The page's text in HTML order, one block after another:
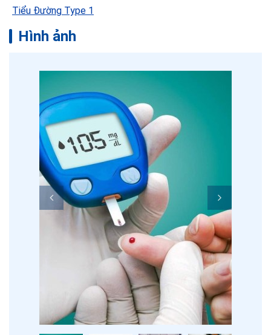
Tiểu Đường Type 1
Hình ảnh